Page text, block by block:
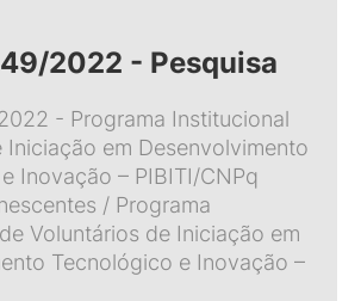
2022 - Pesquisa
- Programa Institucional
Iniciação em Desenvolvimento
Inovação – PIBITI/CNPq
/ Programa
Voluntários de Iniciação em
Tecnológico e Inovação –